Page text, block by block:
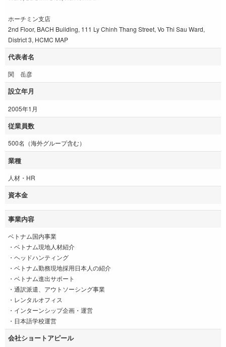
ホーチミン支店
2nd Floor, BACH Building, 111 Ly Chinh Thang Street, Vo Thi Sau Ward,
District 3, HCMC MAP
代表者名
関 岳彦
設立年月
2005年1月
従業員数
500名（海外グループ含む）
業種
人材・HR
資本金
事業内容
ベトナム国内事業
・ベトナム現地人材紹介
・ヘッドハンティング
・ベトナム勤務現地採用日本人の紹介
・ベトナム進出サポート
・通訳派遣、アウトソーシング事業
・レンタルオフィス
・インターンシップ企画・運営
・日本語学校運営
会社ショートアピール